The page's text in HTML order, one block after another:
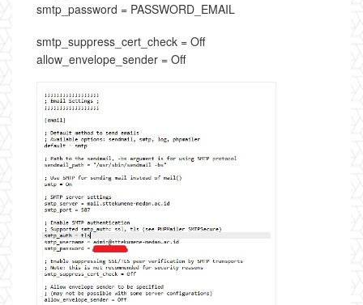
smtp_password = PASSWORD_EMAIL
smtp_suppress_cert_check = Off
allow_envelope_sender = Off